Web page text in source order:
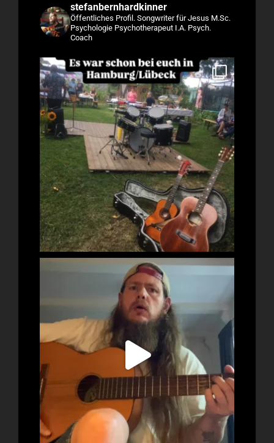
stefanbernhardkinner
Öffentliches Profil. Songwriter für Jesus M.Sc.
Psychologie Psychotherapeut I.A. Psych.
Coach